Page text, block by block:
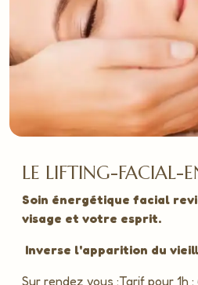
LE LIFTING-FACIAL-
Soin énergétique facial
visage et votre esprit.
Inverse l'apparition du
Sur rendez vous :Tarif pour 1h